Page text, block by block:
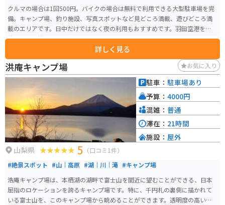
クルマの場合は1回500円。バイクの場合は無料で利用できる大型駐車場を完
備。キャンプ場、釣り施設、写真スポットなど見どころ満載、遊びどころ満
載のエリアです。日中だけではなく夜の利用もおすすめです。羽田空港を離発
着する飛行機も間近に楽しめたりもします。
詳しく見る
洪庵キャンプ場 お気に入り
山梨県 5 （口コミ1件）
#絶景スポット #山｜高原 #湖｜川｜滝 #キャンプ場
浩庵キャンプ場は、本栖湖の湖畔で富士山を間近に望むことができる、日本
屈指のロケーションを誇るキャンプ場です。特に、千円札の裏側に描かれて
いる富士山を、このキャンプ場から眺めることができます。透明度の高い本
駐車： 駐車場あり
予算： 4000円
混雑： 普通
滞在： 21時間
施設： 屋外